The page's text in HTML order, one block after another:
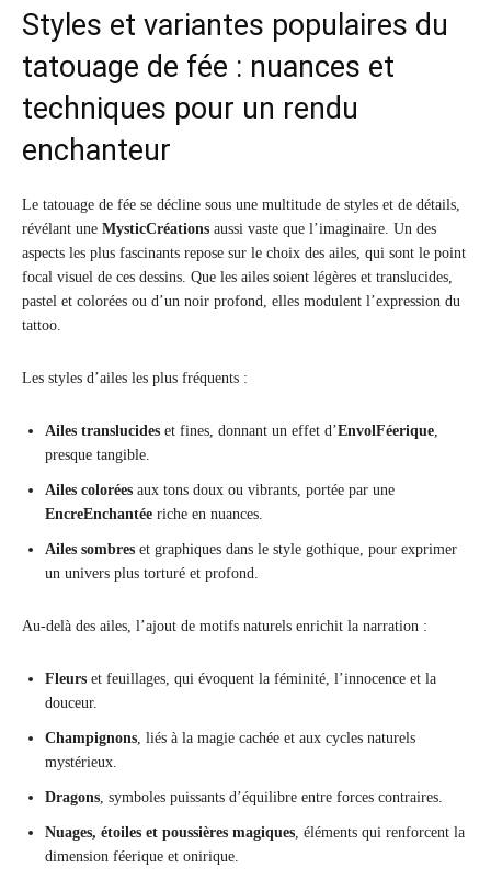
Styles et variantes populaires du
tatouage de fée : nuances et
techniques pour un rendu
enchanteur
Le tatouage de fée se décline sous une multitude de styles et de détails,
révélant une MysticCréations aussi vaste que l’imaginaire. Un des
aspects les plus fascinants repose sur le choix des ailes, qui sont le point
focal visuel de ces dessins. Que les ailes soient légères et translucides,
pastel et colorées ou d’un noir profond, elles modulent l’expression du
tattoo.
Les styles d’ailes les plus fréquents :
Ailes translucides et fines, donnant un effet d’EnvolFéerique,
presque tangible.
Ailes colorées aux tons doux ou vibrants, portée par une
EncreEnchantée riche en nuances.
Ailes sombres et graphiques dans le style gothique, pour exprimer
un univers plus torturé et profond.
Au-delà des ailes, l’ajout de motifs naturels enrichit la narration :
Fleurs et feuillages, qui évoquent la féminité, l’innocence et la
douceur.
Champignons, liés à la magie cachée et aux cycles naturels
mystérieux.
Dragons, symboles puissants d’équilibre entre forces contraires.
Nuages, étoiles et poussières magiques, éléments qui renforcent la
dimension féerique et onirique.